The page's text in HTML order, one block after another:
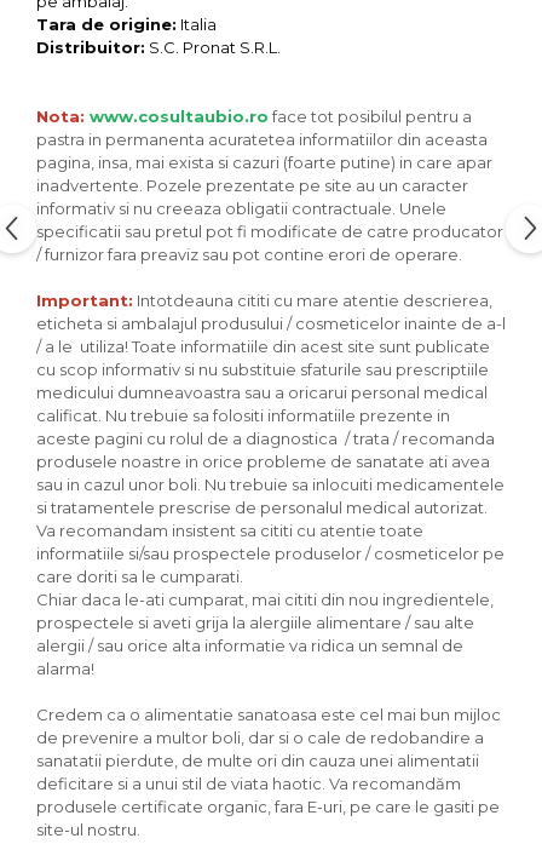
Mixuri, condimente si mirodenii
Condimente
Mirodenii
Maioneza bio
Pesto Bio
Semipreparate
Specialitati si produse asiatice
Tara de origine: Italia
Distribuitor: S.C. Pronat S.R.L.
Nota: www.cosultaubio.roface tot posibilul pentru a
pastra in permanenta acuratetea informatiilor din aceasta
pagina, insa, mai exista si cazuri (foarte putine) in care apar
inadvertente. Pozele prezentate pe site au un caracter
informativ si nu creeaza obligatii contractuale. Unele
specificatii sau pretul pot fi modificate de catre producator
/ furnizor fara preaviz sau pot contine erori de operare.
Important: Intotdeauna cititi cu mare atentie descrierea,
eticheta si ambalajul produsului / cosmeticelor inainte de a-l
/ a le utiliza! Toate informatiile din acest site sunt publicate
cu scop informativ si nu substituie sfaturile sau prescriptiile
medicului dumneavoastra sau a oricarui personal medical
calificat. Nu trebuie sa folositi informatiile prezente in
aceste pagini cu rolul de a diagnostica / trata / recomanda
produsele noastre in orice probleme de sanatate ati avea
sau in cazul unor boli. Nu trebuie sa inlocuiti medicamentele
si tratamentele prescrise de personalul medical autorizat.
Va recomandam insistent sa cititi cu atentie toate
informatiile si/sau prospectele produselor / cosmeticelor pe
care doriti sa le cumparati.
Chiar daca le-ati cumparat, mai cititi din nou ingredientele,
prospectele si aveti grija la alergiile alimentare / sau alte
alergii / sau orice alta informatie va ridica un semnal de
alarma!
Credem ca o alimentatie sanatoasa este cel mai bun mijloc
de prevenire a multor boli, dar si o cale de redobandire a
sanatatii pierdute, de multe ori din cauza unei alimentatii
deficitare si a unui stil de viata haotic. Va recomandăm
produsele certificate organic, fara E-uri, pe care le gasiti pe
site-ul nostru.